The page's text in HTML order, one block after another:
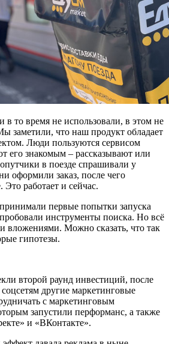
то время не использовали, в этом не
заметили, что наш продукт обладает
Люди пользуются сервисом
его знакомым – рассказывают или
в поезде спрашивали у
оформили заказ, после чего
работает и сейчас.
первые попытки запуска
инструменты поиска. Но всё
вложениями. Можно сказать, что так
гипотезы.
второй раунд инвестиций, после
другие маркетинговые
с маркетинговым
запустили перформанс, а также
и «ВКонтакте».